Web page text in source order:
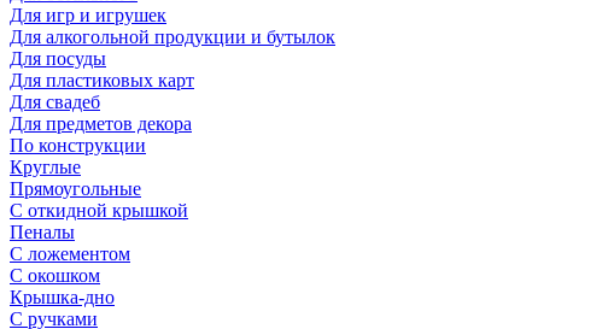
Для игр и игрушек
Для алкогольной продукции и бутылок
Для посуды
Для пластиковых карт
Для свадеб
Для предметов декора
По конструкции
Круглые
Прямоугольные
С откидной крышкой
Пеналы
С ложементом
С окошком
Крышка-дно
С ручками